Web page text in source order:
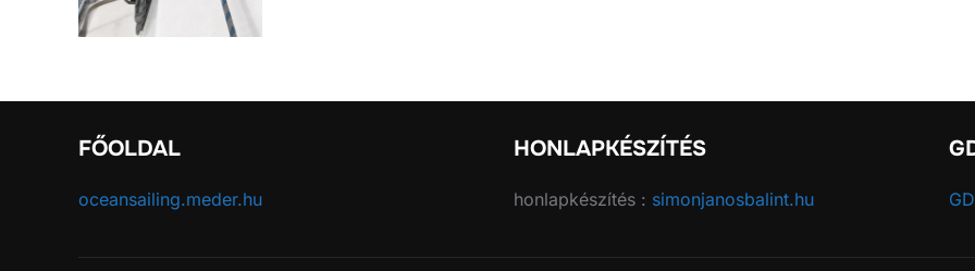
FŐOLDAL
oceansailing.meder.hu
HONLAPKÉSZÍTÉS
honlapkészítés : simonjanosbalint.hu